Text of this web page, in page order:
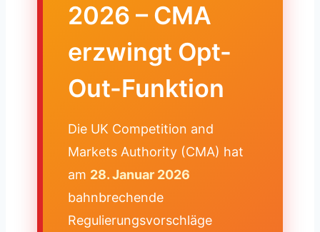
2026 – CMA
erzwingt Opt-
Out-Funktion
Die UK Competition and
Markets Authority (CMA) hat
am 28. Januar 2026
bahnbrechende
Regulierungsvorschläge